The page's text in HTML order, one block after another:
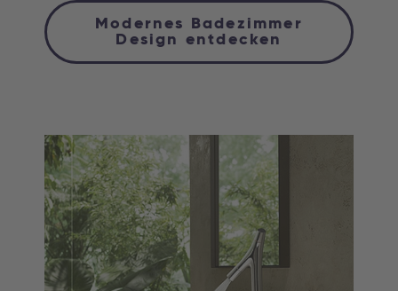
Modernes Badezimmer
Design entdecken